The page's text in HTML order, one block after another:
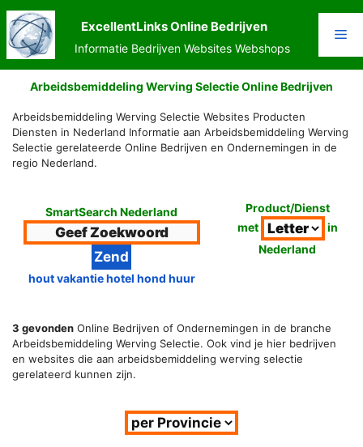
Ga
naar
de
inhoud
ExcellentLinks Online Bedrijven
Informatie Bedrijven Websites Webshops
Arbeidsbemiddeling Werving Selectie Online Bedrijven
Arbeidsbemiddeling Werving Selectie Websites Producten
Diensten in Nederland Informatie aan Arbeidsbemiddeling Werving
Selectie gerelateerde Online Bedrijven en Ondernemingen in de
regio Nederland.
SmartSearch Nederland
hout vakantie hotel hond huur
Product/Dienst
met
in
Nederland
3 gevonden Online Bedrijven of Ondernemingen in de branche
Arbeidsbemiddeling Werving Selectie. Ook vind je hier bedrijven
en websites die aan arbeidsbemiddeling werving selectie
gerelateerd kunnen zijn.